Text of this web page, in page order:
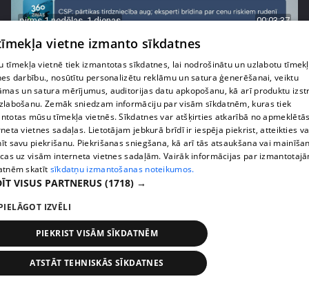
pirms 1 nedēļas, 1 dienas 00:03:37
Pārtiku pērkam vairāk, bet vai “zemo cenu grozs”
tiešām samazina kopējo čeku?
408. epizode
pirms 1 nedēļas, 1 dienas
Latvijā pirmajā Simulāciju centrā mediķi trenēsies
vietne izmanto sīkdatnes
tīmekļa vietnē tiek izmantotas sīkdatnes, lai nodrošinātu un uzlabotu
darbību., nosūtītu personalizētu reklāmu un satura ģenerēšanai, veiktu
un satura mērījumus, auditorijas datu apkopošanu, kā arī produktu
Zemāk sniedzam informāciju par visām sīkdatnēm, kuras tiek
mūsu tīmekļa vietnēs. Sīkdatnes var atšķirties atkarībā no
vietnes sadaļas. Lietotājam jebkurā brīdī ir iespēja piekrist, atteikties
savu piekrišanu. Piekrišanas sniegšana, kā arī tās atsaukšana vai
uz visām interneta vietnes sadaļām. Vairāk informācijas par
skatīt sīkdatņu izmantošanas noteikumos.
VISUS PARTNERUS (1718) →
IZVĒLI
PIEKRIST VISĀM SĪKDATNĒM
ATSTĀT TEHNISKĀS SĪKDATNES